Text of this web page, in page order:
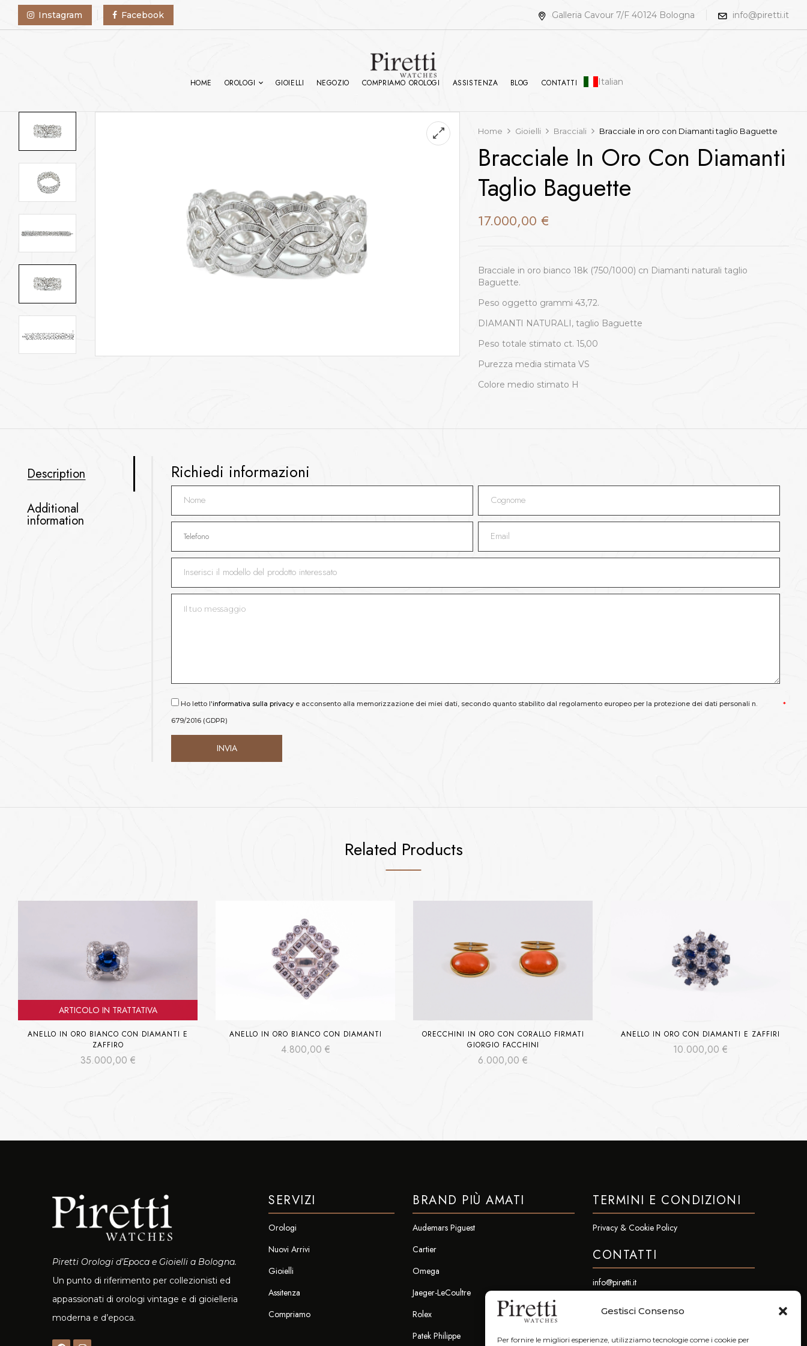
Gestisci Consenso
Per fornire le migliori esperienze, utilizziamo tecnologie come i cookie per
Instagram Facebook Galleria Cavour 7/F 40124 Bologna info@piretti.it
HOME OROLOGI GIOIELLI NEGOZIO COMPRIAMO OROLOGI ASSISTENZA BLOG CONTATTI Italian
Home Gioielli Bracciali Bracciale in oro con Diamanti taglio Baguette
Bracciale In Oro Con Diamanti
Taglio Baguette
17.000,00€
Bracciale in oro bianco 18k (750/1000) cn Diamanti naturali taglio
Baguette.
Peso oggetto grammi 43,72.
DIAMANTI NATURALI, taglio Baguette
Peso totale stimato ct. 15,00
Purezza media stimata VS
Colore medio stimato H
Description
Additional
information
Richiedi informazioni
Ho letto l'informativa sulla privacy e acconsento alla memorizzazione dei miei dati, secondo quanto stabilito dal regolamento europeo per la protezione dei dati personali n.
679/2016 (GDPR)
Related Products
ARTICOLO IN TRATTATIVA
ANELLO IN ORO BIANCO CON DIAMANTI E
ZAFFIRO
35.000,00 €
ANELLO IN ORO BIANCO CON DIAMANTI
4.800,00 €
ORECCHINI IN ORO CON CORALLO FIRMATI
GIORGIO FACCHINI
6.000,00 €
ANELLO IN ORO CON DIAMANTI E ZAFFIRI
10.000,00 €
Piretti Orologi d’Epoca e Gioielli a Bologna.
Un punto di riferimento per collezionisti ed
appassionati di orologi vintage e di gioielleria
moderna e d’epoca.
SERVIZI
Orologi
Nuovi Arrivi
Gioielli
Assitenza
Compriamo
BRAND PIÙ AMATI
Audemars Piguest
Cartier
Omega
Jaeger-LeCoultre
Rolex
Patek Philippe
TERMINI E CONDIZIONI
Privacy & Cookie Policy
CONTATTI
info@piretti.it